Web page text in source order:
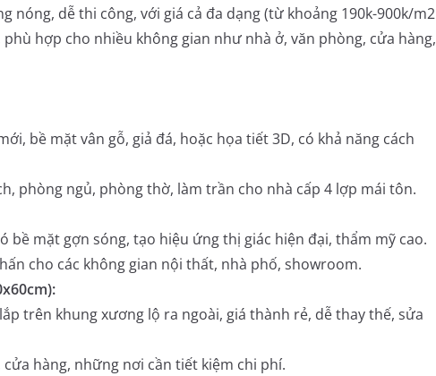
nóng, dễ thi công, với giá cả đa dạng (từ khoảng 190k-900k/m2
hợp cho nhiều không gian như nhà ở, văn phòng, cửa hàng,
bề mặt vân gỗ, giả đá, hoặc họa tiết 3D, có khả năng cách
phòng ngủ, phòng thờ, làm trần cho nhà cấp 4 lợp mái tôn.
bề mặt gợn sóng, tạo hiệu ứng thị giác hiện đại, thẩm mỹ cao.
cho các không gian nội thất, nhà phố, showroom.
trên khung xương lộ ra ngoài, giá thành rẻ, dễ thay thế, sửa
cửa hàng, những nơi cần tiết kiệm chi phí.